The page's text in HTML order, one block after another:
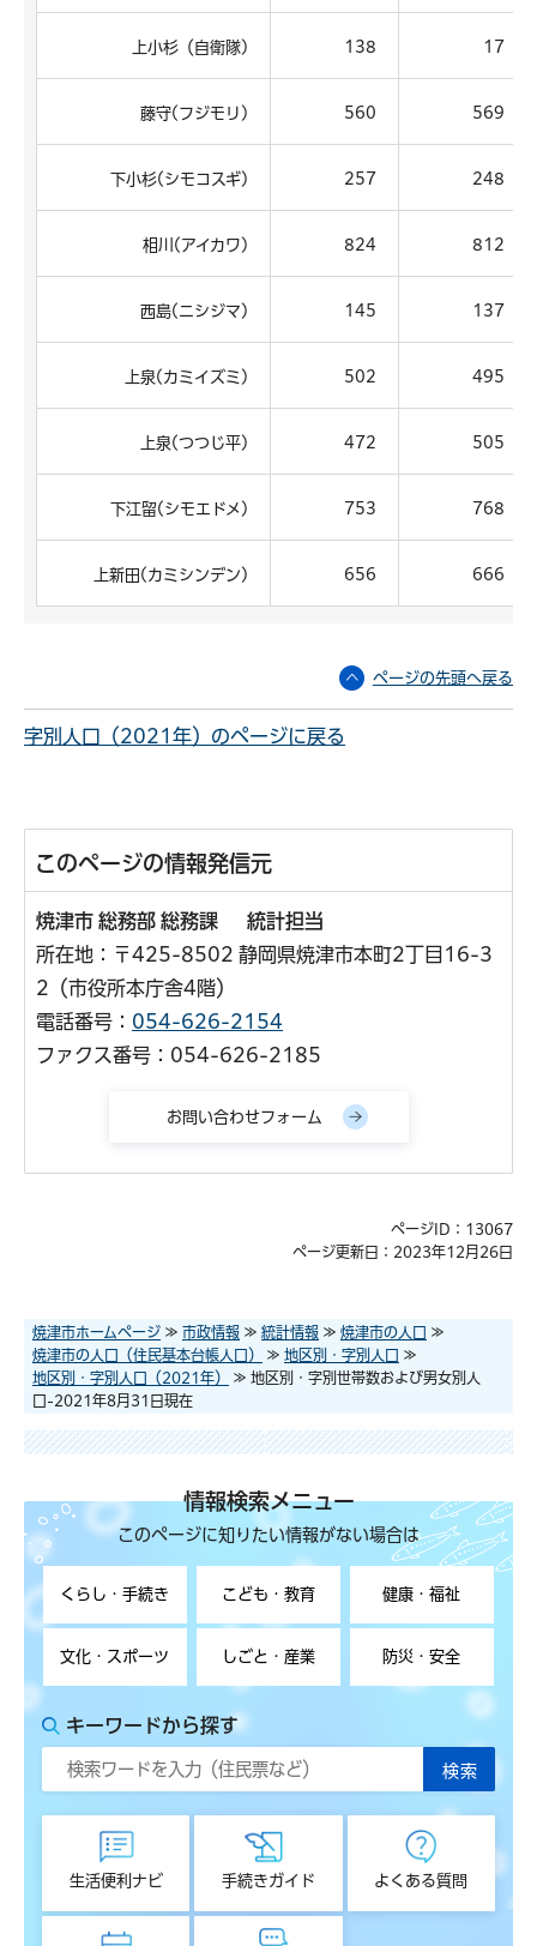
上小杉（自衛隊) 138 17
藤守(フジモリ) 560 569
下小杉(シモコスギ) 257 248
相川(アイカワ) 824 812
西島(ニシジマ) 145 137
上泉(カミイズミ) 502 495
上泉(つつじ平) 472 505
下江留(シモエドメ) 753 768
上新田(カミシンデン) 656 666
ページの先頭へ戻る
字別人口（2021年）のページに戻る
このページの情報発信元
焼津市 総務部 総務課 統計担当
所在地：〒425-8502 静岡県焼津市本町2丁目16-3
2（市役所本庁舎4階）
電話番号： 054-626-2154
ファクス番号：054-626-2185
ページID：13067
ページ更新日：2023年12月26日
焼津市ホームページ ≫ 市政情報 ≫ 統計情報 ≫ 焼津市の人口 ≫
焼津市の人口（住民基本台帳人口）
≫ 地区別・字別人口 ≫
地区別・字別人口（2021年）
≫ 地区別・字別世帯数および男女別人
口-2021年8月31日現在
情報検索メニュー
このページに知りたい情報がない場合は
くらし・手続き こども・教育 健康・福祉
文化・スポーツ しごと・産業 防災・安全
キーワードから探す
生活便利ナビ 手続きガイド よくある質問